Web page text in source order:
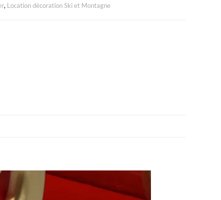
, Location décoration Ski et Montagne